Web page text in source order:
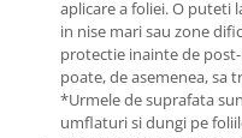
aplicare a foliei. O puteti
in nise mari sau zone
protectie inainte de
poate, de asemenea, sa
*Urmele de suprafata
umflaturi si dungi pe